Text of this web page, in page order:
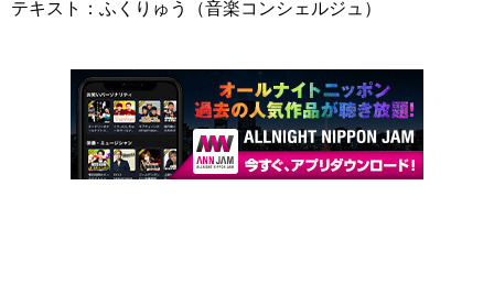
テキスト：ふくりゅう（音楽コンシェルジュ）